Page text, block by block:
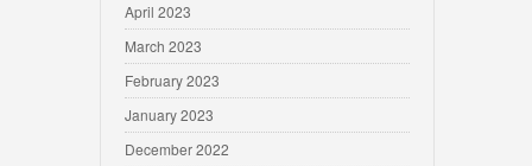
April 2023
March 2023
February 2023
January 2023
December 2022